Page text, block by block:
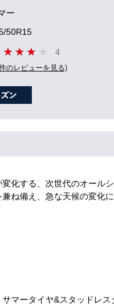
ー
50R15
4
のレビューを見る)
化する、次世代のオール
ね備え、急な天候の変化
マータイヤ&スタッドレス